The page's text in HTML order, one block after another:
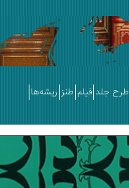
طرح جلد فیلم طنز ریشه‌ها